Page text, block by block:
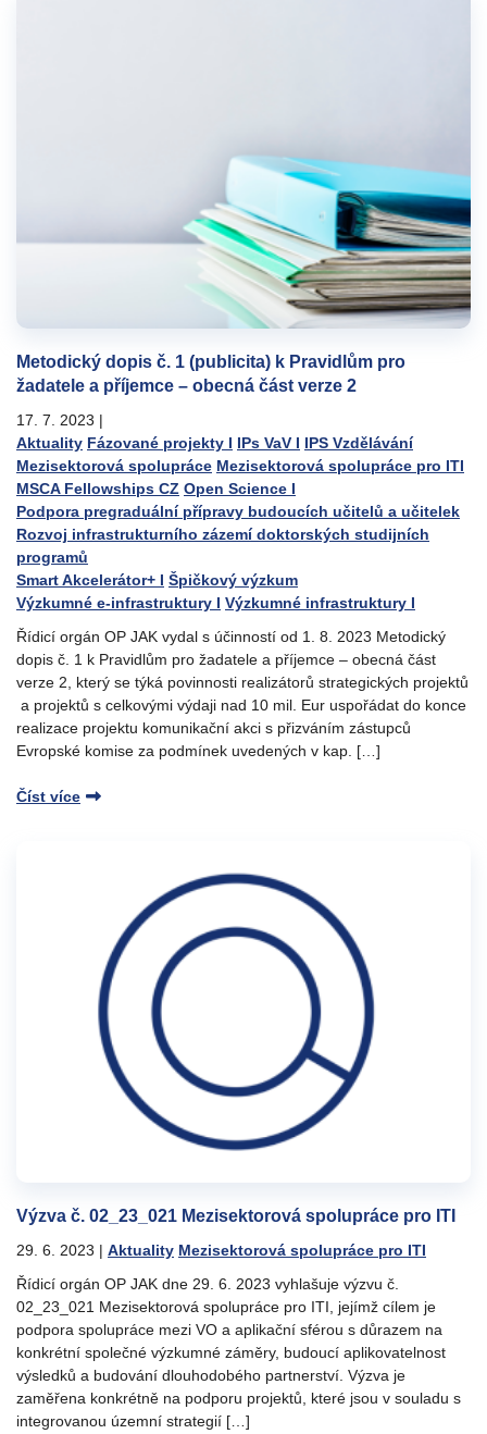
Metodický dopis č. 1 (publicita) k Pravidlům pro
žadatele a příjemce – obecná část verze 2
17. 7. 2023 |
Aktuality Fázované projekty I IPs VaV I IPS Vzdělávání
Mezisektorová spolupráce Mezisektorová spolupráce pro ITI
MSCA Fellowships CZ Open Science I
Podpora pregraduální přípravy budoucích učitelů a učitelek
Rozvoj infrastrukturního zázemí doktorských studijních
programů
Smart Akcelerátor+ I Špičkový výzkum
Výzkumné e-infrastruktury I Výzkumné infrastruktury I
Řídicí orgán OP JAK vydal s účinností od 1. 8. 2023 Metodický
dopis č. 1 k Pravidlům pro žadatele a příjemce – obecná část
verze 2, který se týká povinnosti realizátorů strategických projektů
a projektů s celkovými výdaji nad 10 mil. Eur uspořádat do konce
realizace projektu komunikační akci s přizváním zástupců
Evropské komise za podmínek uvedených v kap. […]
Číst více
Výzva č. 02_23_021 Mezisektorová spolupráce pro ITI
29. 6. 2023 | Aktuality Mezisektorová spolupráce pro ITI
Řídicí orgán OP JAK dne 29. 6. 2023 vyhlašuje výzvu č.
02_23_021 Mezisektorová spolupráce pro ITI, jejímž cílem je
podpora spolupráce mezi VO a aplikační sférou s důrazem na
konkrétní společné výzkumné záměry, budoucí aplikovatelnost
výsledků a budování dlouhodobého partnerství. Výzva je
zaměřena konkrétně na podporu projektů, které jsou v souladu s
integrovanou územní strategií […]